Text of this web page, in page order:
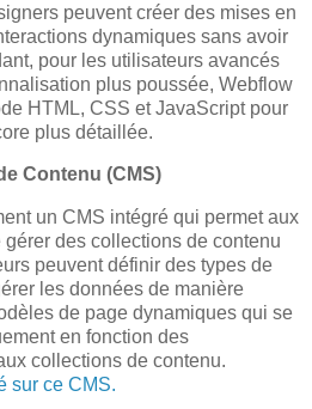
peuvent créer des mises en
dynamiques sans avoir
pour les utilisateurs avancés
plus poussée, Webflow
HTML, CSS et JavaScript pour
plus détaillée.
Contenu (CMS)
un CMS intégré qui permet aux
des collections de contenu
peuvent définir des types de
les données de manière
de page dynamiques qui se
en fonction des
collections de contenu.
sur ce CMS.